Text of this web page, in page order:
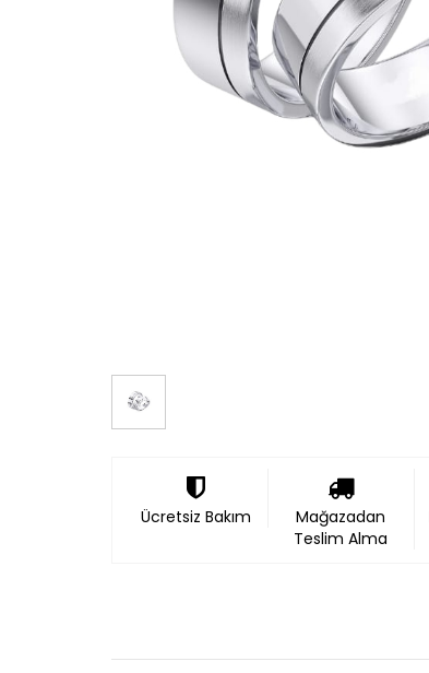
Ücretsiz Bakım
Mağazadan
Teslim Alma